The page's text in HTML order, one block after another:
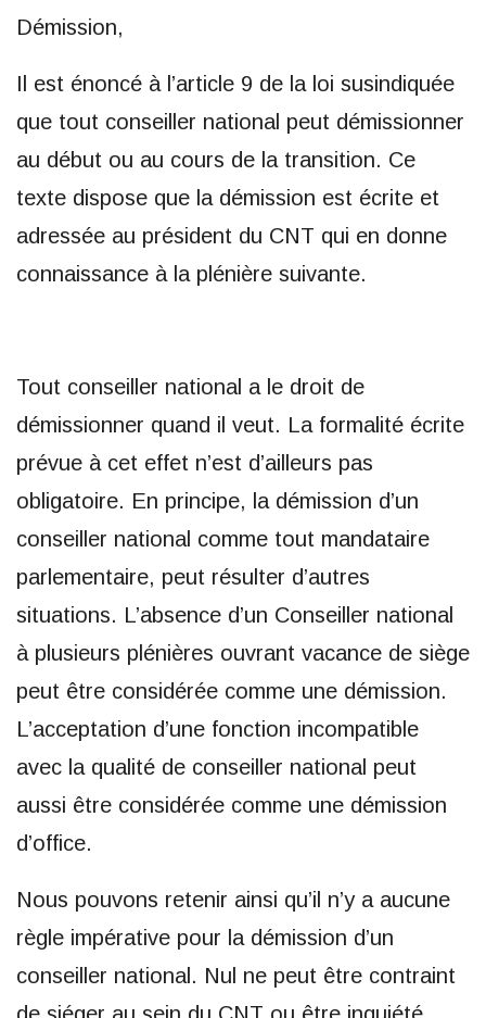
Démission,
Il est énoncé à l’article 9 de la loi susindiquée
que tout conseiller national peut démissionner
au début ou au cours de la transition. Ce
texte dispose que la démission est écrite et
adressée au président du CNT qui en donne
connaissance à la plénière suivante.
Tout conseiller national a le droit de
démissionner quand il veut. La formalité écrite
prévue à cet effet n’est d’ailleurs pas
obligatoire. En principe, la démission d’un
conseiller national comme tout mandataire
parlementaire, peut résulter d’autres
situations. L’absence d’un Conseiller national
à plusieurs plénières ouvrant vacance de siège
peut être considérée comme une démission.
L’acceptation d’une fonction incompatible
avec la qualité de conseiller national peut
aussi être considérée comme une démission
d’office.
Nous pouvons retenir ainsi qu’il n’y a aucune
règle impérative pour la démission d’un
conseiller national. Nul ne peut être contraint